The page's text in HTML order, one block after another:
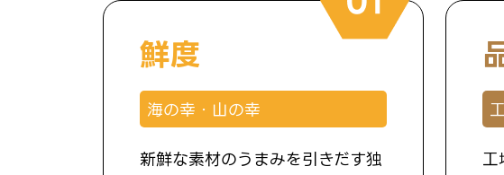
鮮度
海の幸・山の幸
新鮮な素材のうまみを引きだす独
工